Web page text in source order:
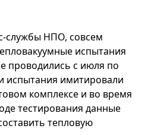
службы НПО, совсем
испытания
проводились с июля по
испытания имитировали
комплексе и во время
тестирования данные
тепловую